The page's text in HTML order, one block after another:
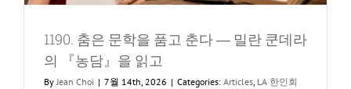
게…
1190. 춤은 문학을 품고 춘다 ― 밀란 쿤데라
의 『농담』을 읽고
ByJean Choi | 7월 14th, 2026 | Categories: Articles, LA 한인회